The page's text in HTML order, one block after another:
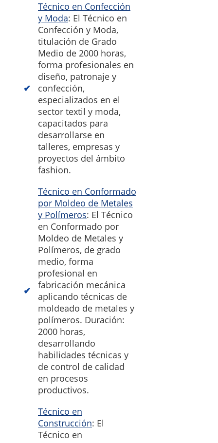
Técnico en Confección
y Moda: El Técnico en
Confección y Moda,
titulación de Grado
Medio de 2000 horas,
forma profesionales en
diseño, patronaje y
confección,
especializados en el
sector textil y moda,
capacitados para
desarrollarse en
talleres, empresas y
proyectos del ámbito
fashion.
Técnico en Conformado
por Moldeo de Metales
y Polímeros: El Técnico
en Conformado por
Moldeo de Metales y
Polímeros, de grado
medio, forma
profesional en
fabricación mecánica
aplicando técnicas de
moldeado de metales y
polímeros. Duración:
2000 horas,
desarrollando
habilidades técnicas y
de control de calidad
en procesos
productivos.
Técnico en
Construcción: El
Técnico en